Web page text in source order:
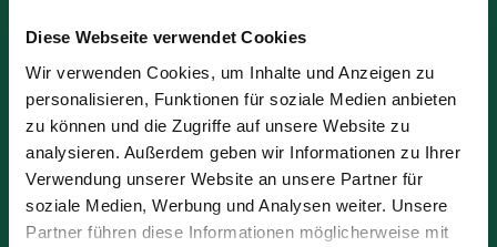
Diese Webseite verwendet Cookies
Wir verwenden Cookies, um Inhalte und Anzeigen zu
personalisieren, Funktionen für soziale Medien anbieten
zu können und die Zugriffe auf unsere Website zu
analysieren. Außerdem geben wir Informationen zu Ihrer
Verwendung unserer Website an unsere Partner für
soziale Medien, Werbung und Analysen weiter. Unsere
Partner führen diese Informationen möglicherweise mit
2004 Wolfgang Mannheim wird
Geschäftsführer
2006 Umfassende Modernisierung der
Steuerung des Tonmahlwerks